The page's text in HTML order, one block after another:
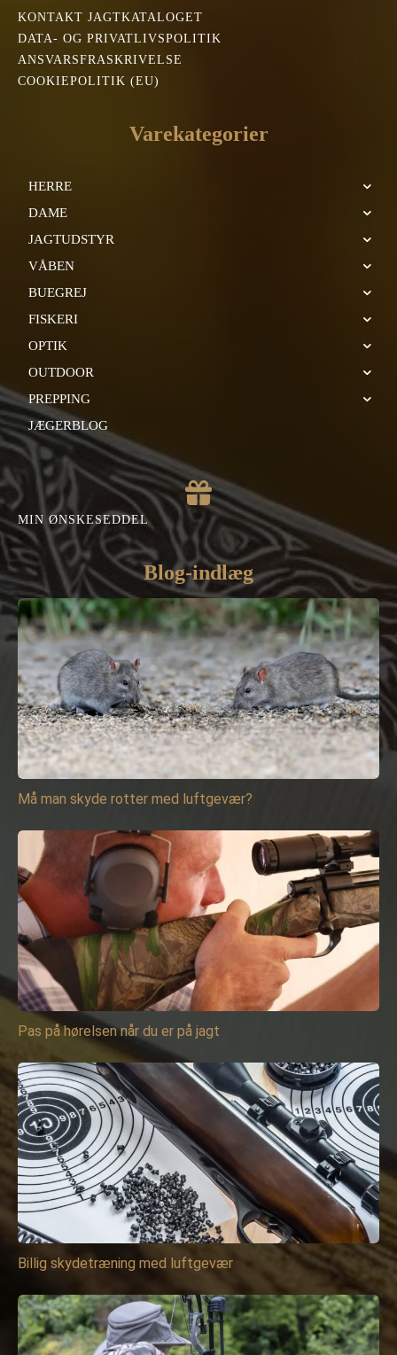
KONTAKT JAGTKATALOGET
DATA- OG PRIVATLIVSPOLITIK
ANSVARSFRASKRIVELSE
COOKIEPOLITIK (EU)
Varekategorier
HERRE
DAME
JAGTUDSTYR
VÅBEN
BUEGREJ
FISKERI
OPTIK
OUTDOOR
PREPPING
JÆGERBLOG
MIN ØNSKESEDDEL
Blog-indlæg
Må man skyde rotter med luftgevær?
Pas på hørelsen når du er på jagt
Billig skydetræning med luftgevær